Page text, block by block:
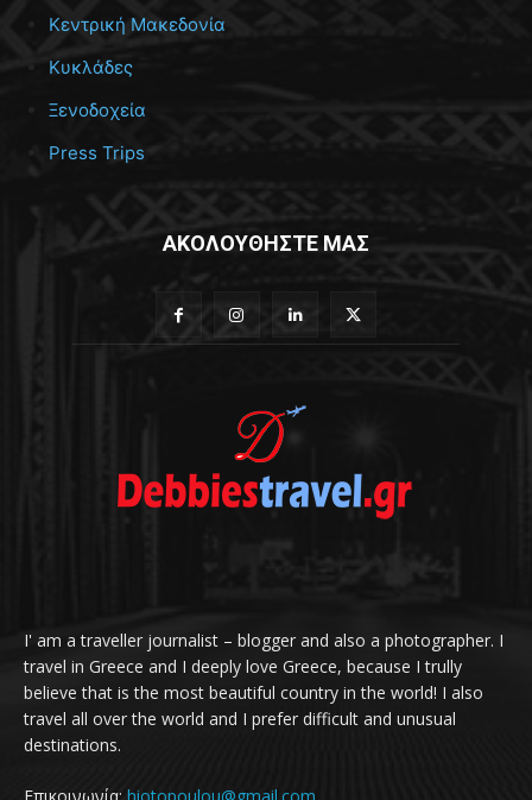
Κεντρική Μακεδονία
Κυκλάδες
Ξενοδοχεία
Press Trips
ΑΚΟΛΟΥΘΗΣΤΕ ΜΑΣ
I' am a traveller journalist – blogger and also a photographer. I
travel in Greece and I deeply love Greece, because I trully
believe that is the most beautiful country in the world! I also
travel all over the world and I prefer difficult and unusual
destinations.